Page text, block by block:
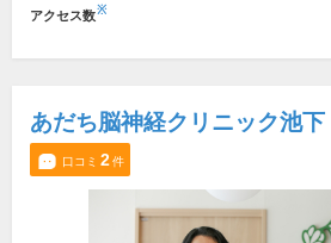
アクセス数※
あだち脳神経クリニック池下
口コミ 2件